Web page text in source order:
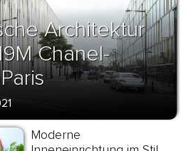
Architektur
Chanel-
Moderne